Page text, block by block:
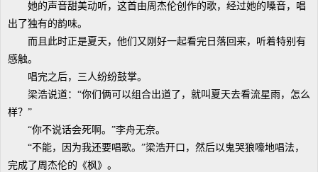
她的声音甜美动听，这首由周杰伦创作的歌，经过她的嗓音，唱
出了独有的韵味。
而且此时正是夏天，他们又刚好一起看完日落回来，听着特别有
感触。
唱完之后，三人纷纷鼓掌。
梁浩说道：“你们俩可以组合出道了，就叫夏天去看流星雨，怎么
样？”
“你不说话会死啊。”李舟无奈。
“不能，因为我还要唱歌。”梁浩开口，然后以鬼哭狼嚎地唱法，
完成了周杰伦的《枫》。